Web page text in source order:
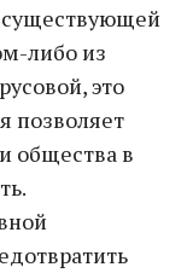
существующей
либо из
это
позволяет
общества в